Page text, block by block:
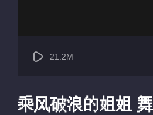
21.2M
乘风破浪的姐姐